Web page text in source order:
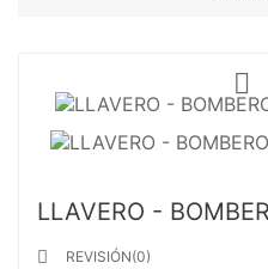

LLAVERO -

REVISIÓN(0)